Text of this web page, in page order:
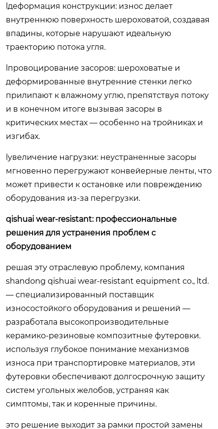
lдеформация конструкции: износ делает
внутреннюю поверхность шероховатой, создавая
впадины, которые нарушают идеальную
траекторию потока угля.
lпровоцирование засоров: шероховатые и
деформированные внутренние стенки легко
прилипают к влажному углю, препятствуя потоку
и в конечном итоге вызывая засоры в
критических местах — особенно на тройниках и
изгибах.
lувеличение нагрузки: неустраненные засоры
мгновенно перегружают конвейерные ленты, что
может привести к остановке или повреждению
оборудования из-за перегрузки.
qishuai wear-resistant: профессиональные
решения для устранения проблем с
оборудованием
решая эту отраслевую проблему, компания
shandong qishuai wear-resistant equipment co., ltd.
— специализированный поставщик
износостойкого оборудования и решений —
разработала высокопроизводительные
керамико-резиновые композитные футеровки.
используя глубокое понимание механизмов
износа при транспортировке материалов, эти
футеровки обеспечивают долгосрочную защиту
систем угольных желобов, устраняя как
симптомы, так и коренные причины.
это решение выходит за рамки простой замены